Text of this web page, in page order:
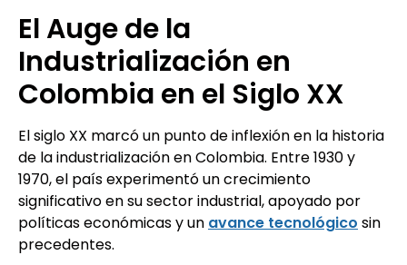
El Auge de la
Industrialización en
Colombia en el Siglo XX
El siglo XX marcó un punto de inflexión en la historia
de la industrialización en Colombia. Entre 1930 y
1970, el país experimentó un crecimiento
significativo en su sector industrial, apoyado por
políticas económicas y un avance tecnológico sin
precedentes.